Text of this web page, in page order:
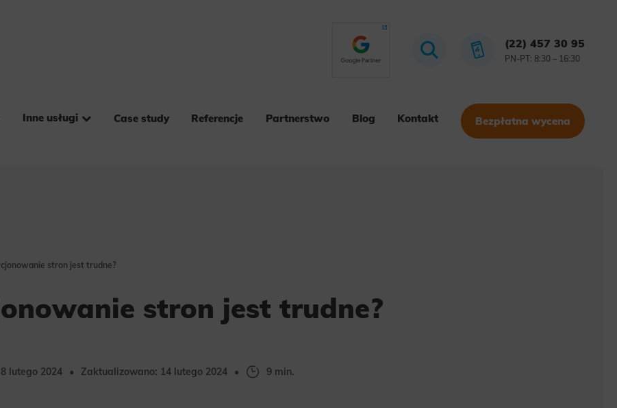
(22) 457 30 95
PN-PT: 8:30 – 16:30
Inne usługi Case study Referencje Partnerstwo Blog Kontakt Bezpłatna wycena
stron jest trudne?
stron jest trudne?
8 lutego 2024 Zaktualizowano: 14 lutego 2024 9 min.